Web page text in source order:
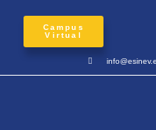
Campus
Virtual